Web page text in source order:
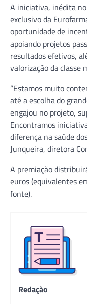
A iniciativa, inédita
exclusivo da
oportunidade de
apoiando projetos
resultados efetivos,
valorização da classe
“Estamos muito
até a escolha do
engajou no projeto,
Encontramos
diferença na saúde
Junqueira, diretora
A premiação
euros (equivalentes
fonte).
Redação